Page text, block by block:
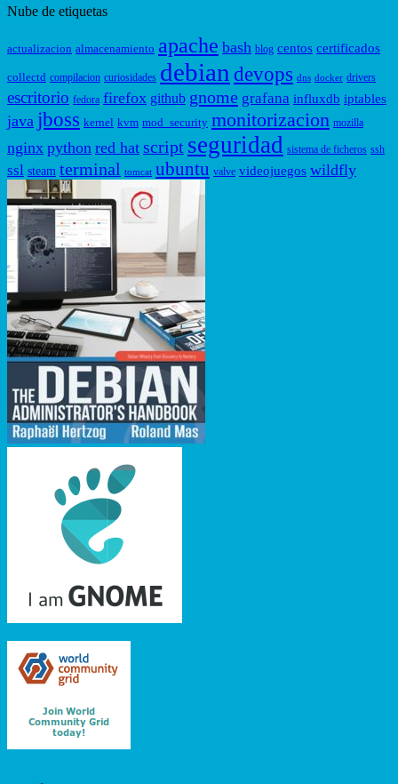
Nube de etiquetas
actualizacion almacenamiento apache bash blog centos certificados
collectd compilacion curiosidades debian devops dns docker drivers
escritorio fedora firefox github gnome grafana influxdb iptables
java jboss kernel kvm mod_security monitorizacion mozilla
nginx python red hat script seguridad sistema de ficheros ssh
ssl steam terminal tomcat ubuntu valve videojuegos wildfly